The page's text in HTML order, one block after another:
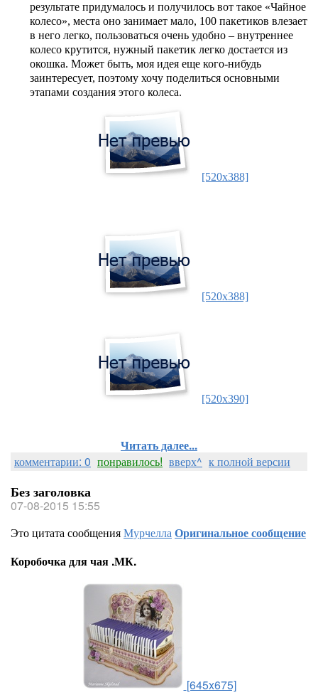
результате придумалось и получилось вот такое «Чайное
колесо», места оно занимает мало, 100 пакетиков влезает
в него легко, пользоваться очень удобно – внутреннее
колесо крутится, нужный пакетик легко достается из
окошка. Может быть, моя идея еще кого-нибудь
заинтересует, поэтому хочу поделиться основными
этапами создания этого колеса.
[520x388]
[520x388]
[520x390]
Читать далее...
комментарии: 0 понравилось! вверх^ к полной версии
Без заголовка
07-08-2015 15:55
Это цитата сообщенияМурчеллаОригинальное сообщение
Коробочка для чая .МК.
[645x675]